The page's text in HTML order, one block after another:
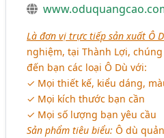
Là đơn vị trực tiếp sản xuất Ô
nghiệm, tại Thành Lợi,
đến bạn các loại Ô Dù với:
✓ Mọi thiết kế, kiểu dáng,
✓ Mọi kích thước bạn cần
✓ Mọi số lượng bạn yêu cầu
Sản phẩm tiêu biểu: Ô dù